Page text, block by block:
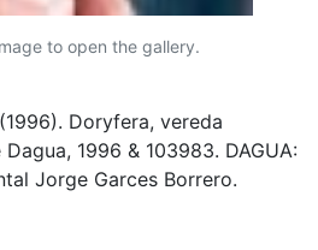
to open the gallery.
Doryfera, vereda
1996 & 103983. DAGUA:
Jorge Garces Borrero.